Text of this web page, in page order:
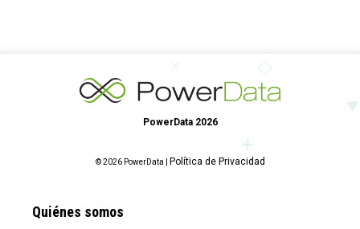
PowerData 2026
© 2026 PowerData | Política de Privacidad
Quiénes somos